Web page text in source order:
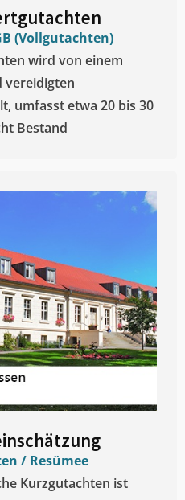
(Vollgutachten)
wird von einem
vereidigten
umfasst etwa 20 bis 30
Bestand
/ Resümee
Kurzgutachten ist